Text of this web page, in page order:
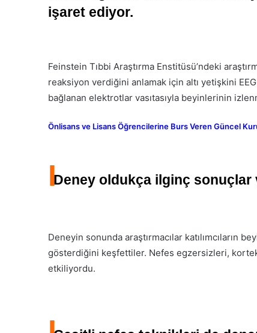
işaret ediyor.
Feinstein Tıbbi Araştırma Enstitüsü’ndeki
reaksiyon verdiğini anlamak için altı yetişkini
bağlanan elektrotlar vasıtasıyla beyinlerinin
Önlisans ve Lisans Öğrencilerine Burs Veren Güncel
IDeney oldukça ilginç sonuçlar
Deneyin sonunda araştırmacılar katılımcıların
gösterdiğini keşfettiler. Nefes egzersizleri,
etkiliyordu.